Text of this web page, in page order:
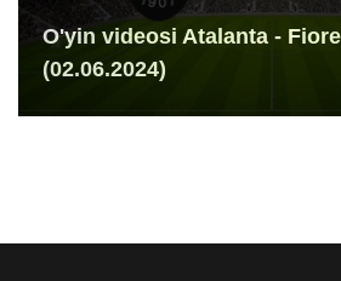
O'yin videosi Atalanta -
(02.06.2024)